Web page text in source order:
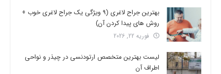
بهترین جراح لاغری (9 ویژگی یک جراح لاغری خوب +
روش های پیدا کردن آن)
فوریه 22, 2026
لیست بهترین متخصص ارتودنسی در چیذر و نواحی
اطراف آن